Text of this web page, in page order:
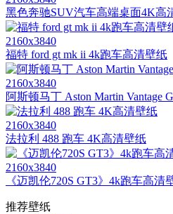
黑色奔驰SUV汽车高端桌面4K高
2160x3840
福特 ford gt mk ii 4k跑车高清壁纸
2160x3840
阿斯顿马丁 Aston Martin
2160x3840
法拉利 488 跑车 4K高清壁纸
2160x3840
《迈凯伦720S GT3》4k跑车高清
推荐壁纸